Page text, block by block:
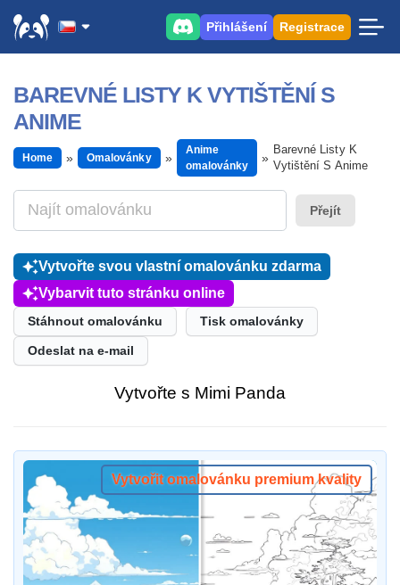
Přihlášení Registrace
BAREVNÉ LISTY K VYTIŠTĚNÍ S
ANIME
Home Omalovánky
Anime
omalovánky
Barevné Listy K
Vytištění S Anime
Přejít
Vytvořte svou vlastní omalovánku zdarma
Vybarvit tuto stránku online
Stáhnout omalovánku Tisk omalovánky
Odeslat na e-mail
Vytvořte s Mimi Panda
Vytvořit omalovánku premium kvality